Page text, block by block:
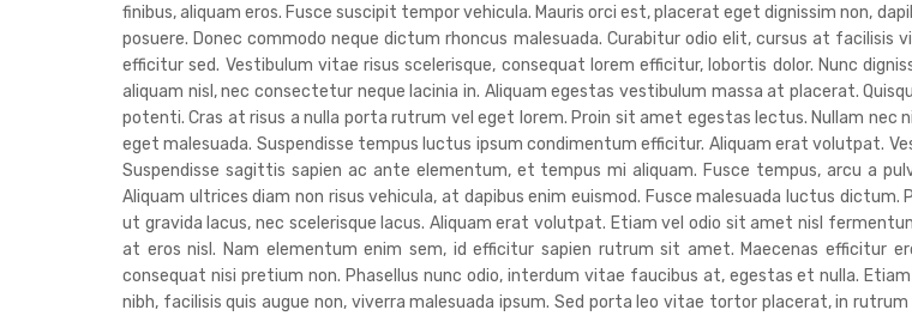
finibus, aliquam eros. Fusce suscipit tempor vehicula. Mauris orci est, placerat eget dignissim non,
posuere. Donec commodo neque dictum rhoncus malesuada. Curabitur odio elit, cursus at
efficitur sed. Vestibulum vitae risus scelerisque, consequat lorem efficitur, lobortis dolor. Nunc
aliquam nisl, nec consectetur neque lacinia in. Aliquam egestas vestibulum massa at placerat.
potenti. Cras at risus a nulla porta rutrum vel eget lorem. Proin sit amet egestas lectus. Nullam nec
eget malesuada. Suspendisse tempus luctus ipsum condimentum efficitur. Aliquam erat volutpat.
Suspendisse sagittis sapien ac ante elementum, et tempus mi aliquam. Fusce tempus, arcu a
Aliquam ultrices diam non risus vehicula, at dapibus enim euismod. Fusce malesuada luctus
ut gravida lacus, nec scelerisque lacus. Aliquam erat volutpat. Etiam vel odio sit amet nisl
at eros nisl. Nam elementum enim sem, id efficitur sapien rutrum sit amet. Maecenas efficitur
consequat nisi pretium non. Phasellus nunc odio, interdum vitae faucibus at, egestas et nulla.
nibh, facilisis quis augue non, viverra malesuada ipsum. Sed porta leo vitae tortor placerat, in